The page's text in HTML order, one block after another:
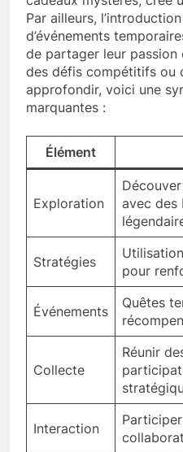
Par ailleurs,
d’événements
de partager leur passion
des défis compétitifs ou
approfondir, voici une
marquantes :
Élément
Exploration
avec des
Stratégies
pour
Événements
Quêtes
Collecte
Réunir
Interaction